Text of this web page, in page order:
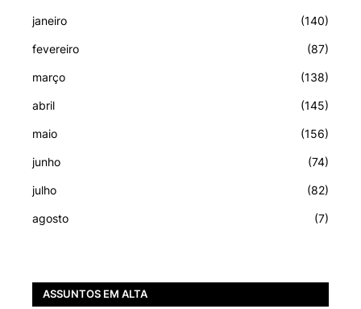
janeiro (140)
fevereiro (87)
março (138)
abril (145)
maio (156)
junho (74)
julho (82)
agosto (7)
ASSUNTOS EM ALTA